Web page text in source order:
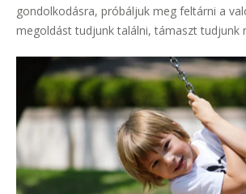
gondolkodásra, próbáljuk meg feltárni a
megoldást tudjunk találni, támaszt tudjunk